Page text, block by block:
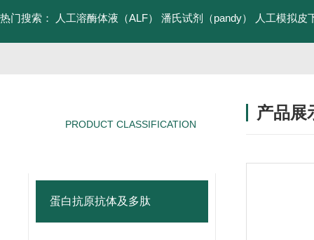
热门搜索： 人工溶酶体液（ALF） 潘氏试剂（pandy） 人工模拟皮
PRODUCT CLASSIFICATION
蛋白抗原抗体及多肽
产品展